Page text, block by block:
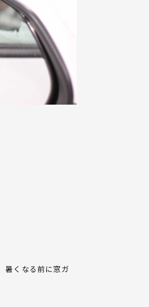
暑くなる前に窓ガ